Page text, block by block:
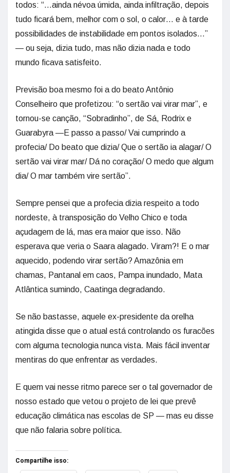
todos: “…ainda névoa úmida, ainda infiltração, depois
tudo ficará bem, melhor com o sol, o calor… e à tarde
possibilidades de instabilidade em pontos isolados…”
— ou seja, dizia tudo, mas não dizia nada e todo
mundo ficava satisfeito.
Previsão boa mesmo foi a do beato Antônio
Conselheiro que profetizou: “o sertão vai virar mar”, e
tornou-se canção, “Sobradinho”, de Sá, Rodrix e
Guarabyra —E passo a passo/ Vai cumprindo a
profecia/ Do beato que dizia/ Que o sertão ia alagar/ O
sertão vai virar mar/ Dá no coração/ O medo que algum
dia/ O mar também vire sertão”.
Sempre pensei que a profecia dizia respeito a todo
nordeste, à transposição do Velho Chico e toda
açudagem de lá, mas era maior que isso. Não
esperava que veria o Saara alagado. Viram?! E o mar
aquecido, podendo virar sertão? Amazônia em
chamas, Pantanal em caos, Pampa inundado, Mata
Atlântica sumindo, Caatinga degradando.
Se não bastasse, aquele ex-presidente da orelha
atingida disse que o atual está controlando os furacões
com alguma tecnologia nunca vista. Mais fácil inventar
mentiras do que enfrentar as verdades.
E quem vai nesse ritmo parece ser o tal governador de
nosso estado que vetou o projeto de lei que prevê
educação climática nas escolas de SP — mas eu disse
que não falaria sobre política.
Compartilhe isso: